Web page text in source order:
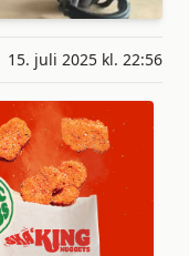
15. juli 2025 kl. 22:56